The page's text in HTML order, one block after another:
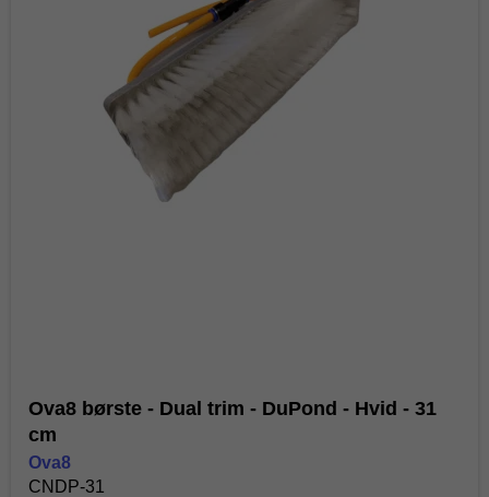
Ova8 børste - Dual trim - DuPond - Hvid - 31
cm
Ova8
CNDP-31